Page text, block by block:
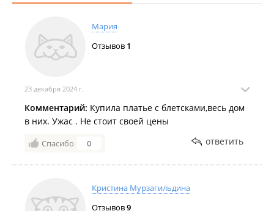
Мария
Отзывов 1
23 декабря 2024 г.
Комментарий: Купила платье с блетсками,весь дом
в них. Ужас . Не стоит своей цены
Спасибо 0 ответить
Кристина Мурзагильдина
Отзывов9